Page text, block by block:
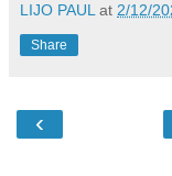
LIJO PAUL at 2/12/
Share
‹